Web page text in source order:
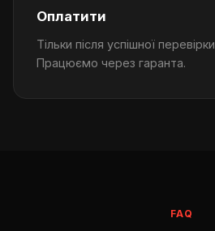
Оплатити
Тільки після успішної
Працюємо через гаранта.
FAQ